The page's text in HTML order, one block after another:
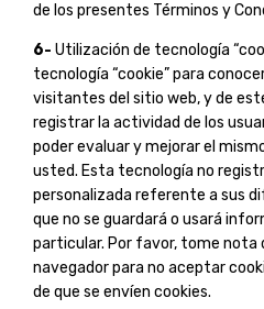
de los presentes Términos y
6- Utilización de tecnología
tecnología “cookie” para
visitantes del sitio web, y de
registrar la actividad de los
poder evaluar y mejorar el
usted. Esta tecnología no
personalizada referente a sus
que no se guardará o usará
particular. Por favor, tome nota
navegador para no aceptar
de que se envíen cookies.